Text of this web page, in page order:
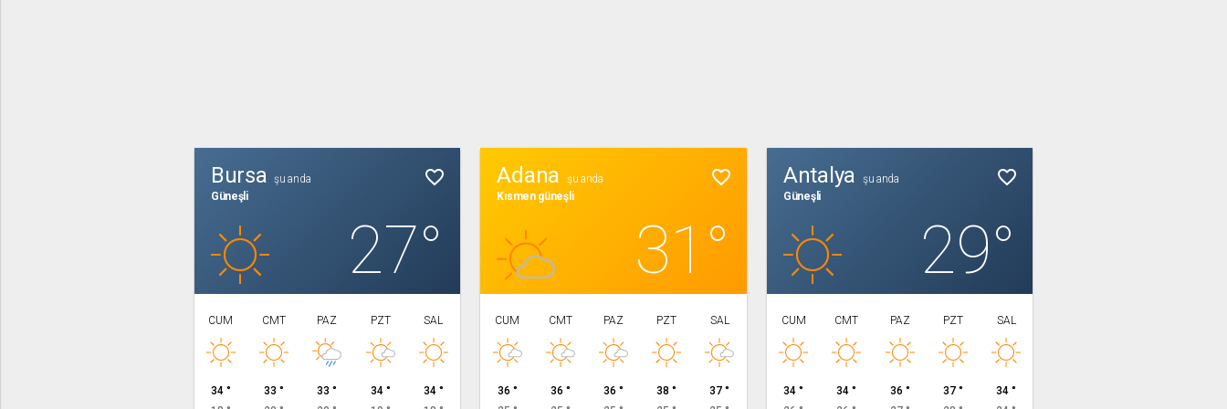
Bursa şu anda
Güneşli
favorite_border
27°
CUM
34 °
CMT
33 °
PAZ
33 °
PZT
34 °
SAL
34 °
Adana
şu anda
Kısmen güneşli
favorite_border
31°
CUM
36 °
CMT
36 °
PAZ
36 °
PZT
38 °
SAL
37 °
Antalya
şu anda
Güneşli
favorite_border
29°
CUM
34 °
CMT
34 °
PAZ
36 °
PZT
37 °
SAL
34 °